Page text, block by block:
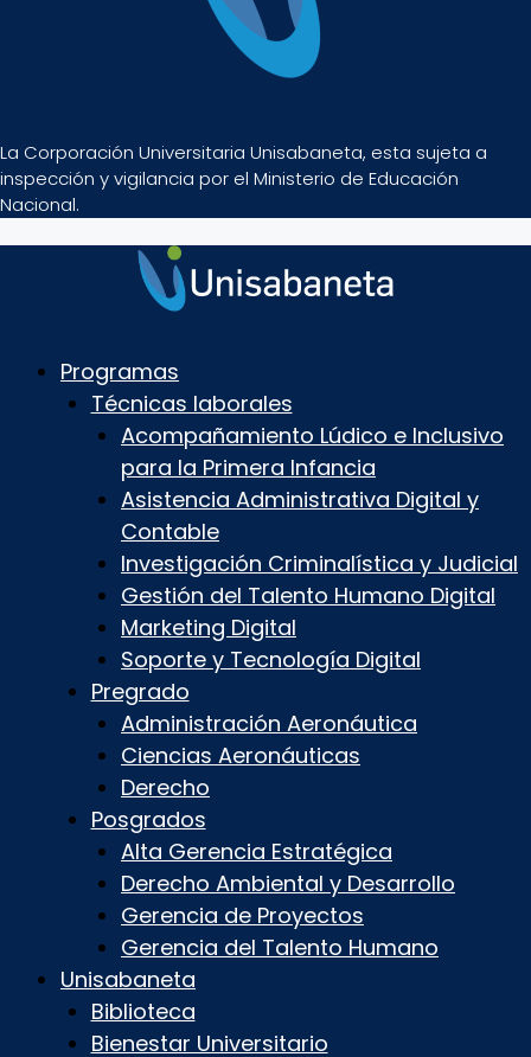
La Corporación Universitaria Unisabaneta, esta sujeta a
inspección y vigilancia por el Ministerio de Educación
Nacional.
Programas
Técnicas laborales
Acompañamiento Lúdico e Inclusivo
para la Primera Infancia
Asistencia Administrativa Digital y
Contable
Investigación Criminalística y Judicial
Gestión del Talento Humano Digital
Marketing Digital
Soporte y Tecnología Digital
Pregrado
Administración Aeronáutica
Ciencias Aeronáuticas
Derecho
Posgrados
Alta Gerencia Estratégica
Derecho Ambiental y Desarrollo
Gerencia de Proyectos
Gerencia del Talento Humano
Unisabaneta
Biblioteca
Bienestar Universitario